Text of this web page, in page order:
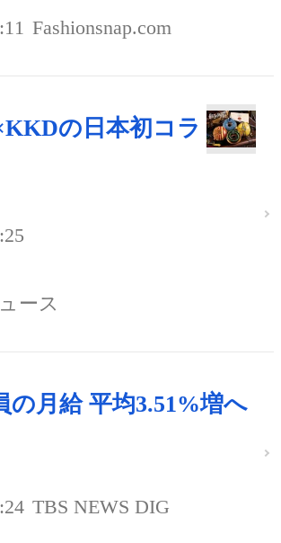
Fashionsnap.com
の日本初コラ
ース
の月給 平均3.51%増へ
TBS NEWS DIG